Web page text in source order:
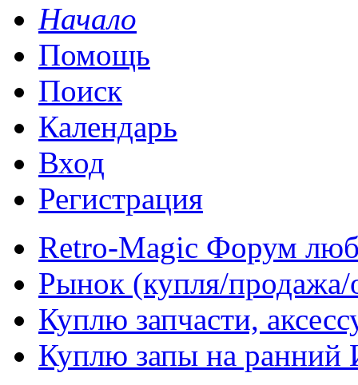
Начало
Помощь
Поиск
Календарь
Вход
Регистрация
Retro-Magic Форум
Рынок (купля/продажа/
Куплю запчасти,
Куплю запы на